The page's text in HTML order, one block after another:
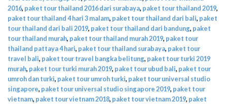
2016, paket tour thailand 2016 dari surabaya, paket tour thailand 2019,
paket tour thailand 4 hari 3 malam, paket tour thailand dari bali, paket
tour thailand dari bali 2019, paket tour thailand dari bandung, paket
tour thailand murah, paket tour thailand murah 2019, paket tour
thailand pattaya 4 hari, paket tour thailand surabaya, paket tour
travel bali, paket tour travel bangka belitung, paket tour turki 2019
murah, paket tour turki murah 2019, paket tour ubud bali, paket tour
umroh dan turki, paket tour umroh turki, paket tour universal studio
singapore, paket tour universal studio singapore 2019, paket tour
vietnam, paket tour vietnam 2018, paket tour vietnam 2019, paket